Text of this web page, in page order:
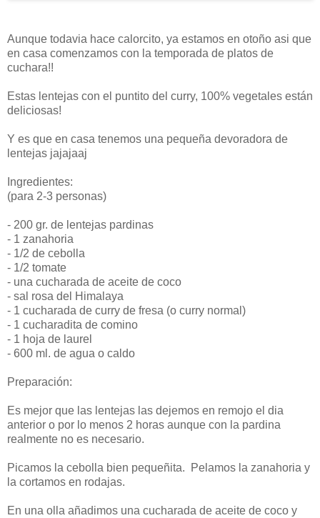
Aunque todavia hace calorcito, ya estamos en otoño asi que
en casa comenzamos con la temporada de platos de
cuchara!!
Estas lentejas con el puntito del curry, 100% vegetales están
deliciosas!
Y es que en casa tenemos una pequeña devoradora de
lentejas jajajaaj
Ingredientes:
(para 2-3 personas)
- 200 gr. de lentejas pardinas
- 1 zanahoria
- 1/2 de cebolla
- 1/2 tomate
- una cucharada de aceite de coco
- sal rosa del Himalaya
- 1 cucharada de curry de fresa (o curry normal)
- 1 cucharadita de comino
- 1 hoja de laurel
- 600 ml. de agua o caldo
Preparación:
Es mejor que las lentejas las dejemos en remojo el dia
anterior o por lo menos 2 horas aunque con la pardina
realmente no es necesario.
Picamos la cebolla bien pequeñita. Pelamos la zanahoria y
la cortamos en rodajas.
En una olla añadimos una cucharada de aceite de coco y